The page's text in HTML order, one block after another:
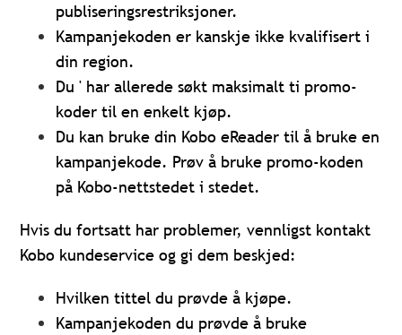
publiseringsrestriksjoner.
Kampanjekoden er kanskje ikke kvalifisert i
din region.
Du ' har allerede søkt maksimalt ti promo-
koder til en enkelt kjøp.
Du kan bruke din Kobo eReader til å bruke en
kampanjekode. Prøv å bruke promo-koden
på Kobo-nettstedet i stedet.
Hvis du fortsatt har problemer, vennligst kontakt
Kobo kundeservice og gi dem beskjed:
Hvilken tittel du prøvde å kjøpe.
Kampanjekoden du prøvde å bruke